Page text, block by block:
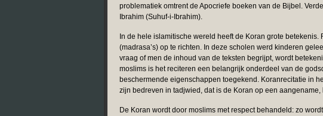
problematiek omtrent de Apocriefe boeken van de Bijbel.
Ibrahim (Suhuf-i-Ibrahim).
In de hele islamitische wereld heeft de Koran grote
(madrasa’s) op te richten. In deze scholen werd kinderen
vraag of men de inhoud van de teksten begrijpt, wordt
moslims is het reciteren een belangrijk onderdeel van de
beschermende eigenschappen toegekend. Koranrecitatie in
zijn bedreven in tadjwied, dat is de Koran op een
De Koran wordt door moslims met respect behandeld: zo